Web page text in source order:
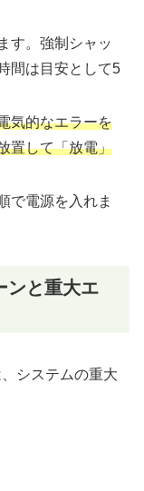
す。強制シャッ
間は目安として5
気的なエラーを
置して「放電」
で電源を入れま
ンと重大エ
システムの重大